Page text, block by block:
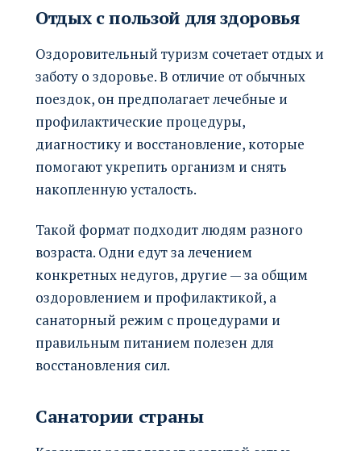
Отдых с пользой для здоровья
Оздоровительный туризм сочетает отдых и
заботу о здоровье. В отличие от обычных
поездок, он предполагает лечебные и
профилактические процедуры,
диагностику и восстановление, которые
помогают укрепить организм и снять
накопленную усталость.
Такой формат подходит людям разного
возраста. Одни едут за лечением
конкретных недугов, другие — за общим
оздоровлением и профилактикой, а
санаторный режим с процедурами и
правильным питанием полезен для
восстановления сил.
Санатории страны